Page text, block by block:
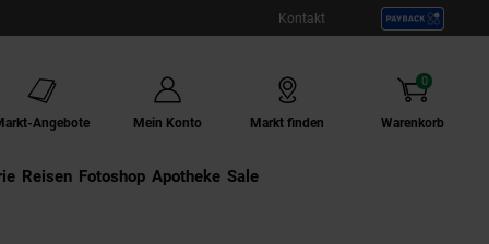
Kontakt
Angebote Mein Konto Markt finden Warenkorb
0
Artikel
Externer Link:
Reisen Externer Link:
Fotoshop Externer Link:
Apotheke Sale